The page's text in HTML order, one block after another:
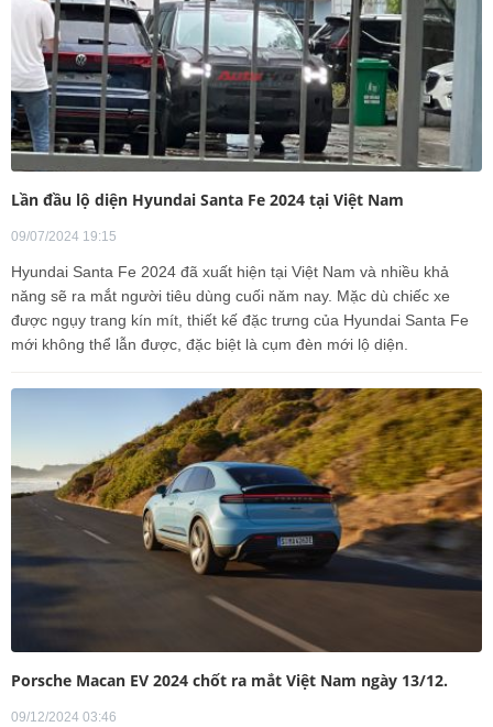
Lần đầu lộ diện Hyundai Santa Fe 2024 tại Việt Nam
09/07/2024 19:15
Hyundai Santa Fe 2024 đã xuất hiện tại Việt Nam và nhiều khả
năng sẽ ra mắt người tiêu dùng cuối năm nay. Mặc dù chiếc xe
được ngụy trang kín mít, thiết kế đặc trưng của Hyundai Santa Fe
mới không thể lẫn được, đặc biệt là cụm đèn mới lộ diện.
Porsche Macan EV 2024 chốt ra mắt Việt Nam ngày 13/12.
09/12/2024 03:46